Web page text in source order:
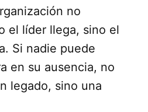
no
el líder llega, sino el
Si nadie puede
en su ausencia, no
legado, sino una